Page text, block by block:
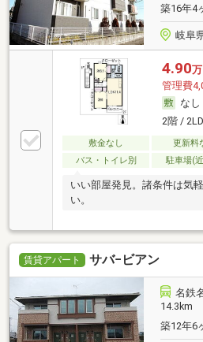
築16年4
岐阜
4.90
管理費
なし
2階 /
敷金なし 更新料
バス・トイレ別
駐車場(
いい部屋発見。諸条件は気
い。
賃貸アパート サバ−ビアン
名鉄
14.3km
築12年6